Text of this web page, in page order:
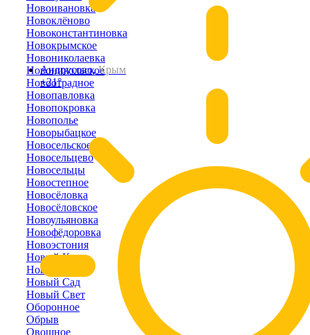
Андрусово,Крым
+21°
Новоивановка
Новоклёново
Новоконстантиновка
Новокрымское
Новониколаевка
Новоникольское
Новоотрадное
Новопавловка
Новопокровка
Новополье
Новорыбацкое
Новосельское
Новосельцево
Новосельцы
Новостепное
Новосёловка
Новосёловское
Новоульяновка
Новофёдоровка
Новоэстония
Новый Кояш
Новый Мир
Новый Сад
Новый Свет
Оборонное
Обрыв
Овощное